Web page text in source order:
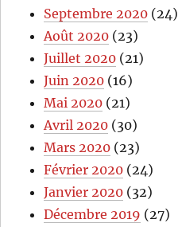
Septembre 2020 (24)
Août 2020 (23)
Juillet 2020 (21)
Juin 2020 (16)
Mai 2020 (21)
Avril 2020 (30)
Mars 2020 (23)
Février 2020 (24)
Janvier 2020 (32)
Décembre 2019 (27)